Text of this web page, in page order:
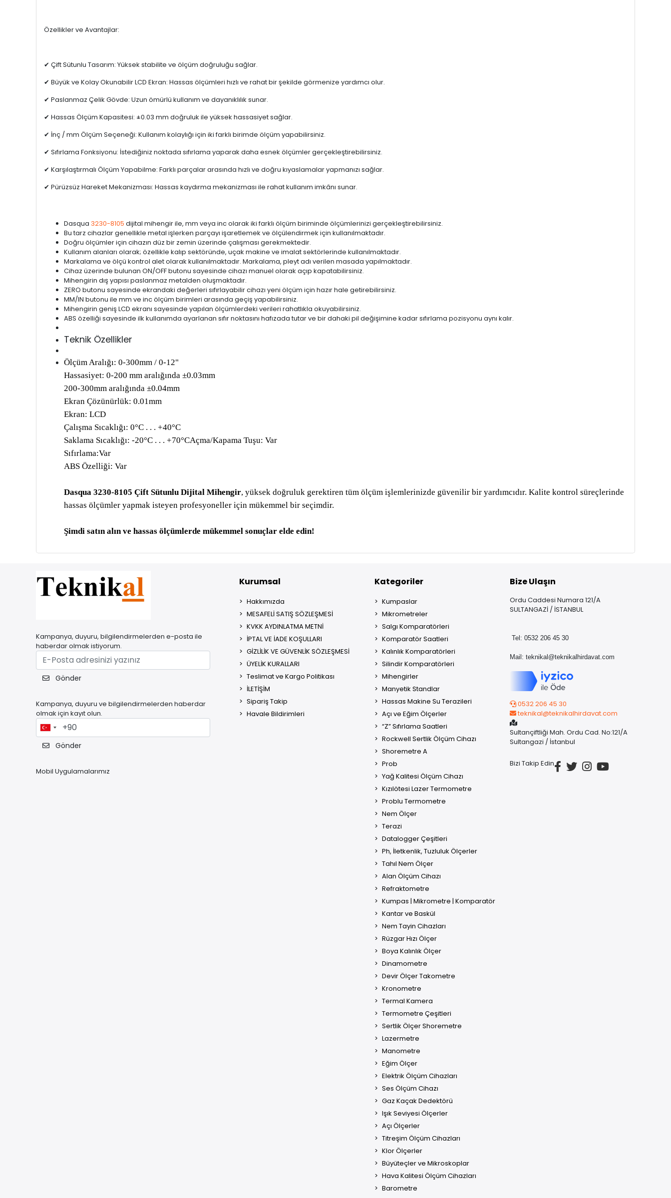
Özellikler ve Avantajlar:
✔ Çift Sütunlu Tasarım: Yüksek stabilite ve ölçüm doğruluğu sağlar.
✔ Büyük ve Kolay Okunabilir LCD Ekran: Hassas ölçümleri hızlı ve rahat bir şekilde görmenize yardımcı olur.
✔ Paslanmaz Çelik Gövde: Uzun ömürlü kullanım ve dayanıklılık sunar.
✔ Hassas Ölçüm Kapasitesi: ±0.03 mm doğruluk ile yüksek hassasiyet sağlar.
✔ İnç / mm Ölçüm Seçeneği: Kullanım kolaylığı için iki farklı birimde ölçüm yapabilirsiniz.
✔ Sıfırlama Fonksiyonu: İstediğiniz noktada sıfırlama yaparak daha esnek ölçümler gerçekleştirebilirsiniz.
✔ Karşılaştırmalı Ölçüm Yapabilme: Farklı parçalar arasında hızlı ve doğru kıyaslamalar yapmanızı sağlar.
✔ Pürüzsüz Hareket Mekanizması: Hassas kaydırma mekanizması ile rahat kullanım imkânı sunar.
Dasqua 3230-8105 dijital mihengir ile, mm veya inc olarak iki farklı ölçüm biriminde ölçümlerinizi gerçekleştirebilirsiniz.
Bu tarz cihazlar genellikle metal işlerken parçayı işaretlemek ve ölçülendirmek için kullanılmaktadır.
Doğru ölçümler için cihazın düz bir zemin üzerinde çalışması gerekmektedir.
Kullanım alanları olarak; özellikle kalıp sektöründe, uçak makine ve imalat sektörlerinde kullanılmaktadır.
Markalama ve ölçü kontrol alet olarak kullanılmaktadır. Markalama, pleyt adı verilen masada yapılmaktadır.
Cihaz üzerinde bulunan ON/OFF butonu sayesinde cihazı manuel olarak açıp kapatabilirsiniz.
Mihengirin dış yapısı paslanmaz metalden oluşmaktadır.
ZERO butonu sayesinde ekrandaki değerleri sıfırlayabilir cihazı yeni ölçüm için hazır hale getirebilirsiniz.
MM/IN butonu ile mm ve inc ölçüm birimleri arasında geçiş yapabilirsiniz.
Mihengirin geniş LCD ekranı sayesinde yapılan ölçümlerdeki verileri rahatlıkla okuyabilirsiniz.
ABS özelliği sayesinde ilk kullanımda ayarlanan sıfır noktasını hafızada tutar ve bir dahaki pil değişimine kadar sıfırlama pozisyonu aynı kalır.
Teknik Özellikler
Ölçüm Aralığı: 0-300mm / 0-12"
Hassasiyet: 0-200 mm aralığında ±0.03mm
200-300mm aralığında ±0.04mm
Ekran Çözünürlük: 0.01mm
Ekran: LCD
Çalışma Sıcaklığı: 0°C . . . +40°C
Saklama Sıcaklığı: -20°C . . . +70°CAçma/Kapama Tuşu: Var
Sıfırlama:Var
ABS Özelliği: Var
Dasqua 3230-8105 Çift Sütunlu Dijital Mihengir, yüksek doğruluk gerektiren tüm ölçüm işlemlerinizde güvenilir bir yardımcıdır. Kalite kontrol süreçlerinde
hassas ölçümler yapmak isteyen profesyoneller için mükemmel bir seçimdir.
Şimdi satın alın ve hassas ölçümlerde mükemmel sonuçlar elde edin!
Kampanya, duyuru, bilgilendirmelerden e-posta ile
haberdar olmak istiyorum.
Gönder
Kampanya, duyuru ve bilgilendirmelerden haberdar
olmak için kayıt olun.
Gönder
Mobil Uygulamalarımız
Kurumsal
Hakkımızda
MESAFELİ SATIŞ SÖZLEŞMESİ
KVKK AYDINLATMA METNİ
İPTAL VE İADE KOŞULLARI
GİZLİLİK VE GÜVENLİK SÖZLEŞMESİ
ÜYELİK KURALLARI
Teslimat ve Kargo Politikası
İLETİŞİM
Sipariş Takip
Havale Bildirimleri
Kategoriler
Kumpaslar
Mikrometreler
Salgı Komparatörleri
Komparatör Saatleri
Kalınlık Komparatörleri
Silindir Komparatörleri
Mihengirler
Manyetik Standlar
Hassas Makine Su Terazileri
Açı ve Eğim Ölçerler
“Z” Sıfırlama Saatleri
Rockwell Sertlik Ölçüm Cihazı
Shoremetre A
Prob
Yağ Kalitesi Ölçüm Cihazı
Kızılötesi Lazer Termometre
Problu Termometre
Nem Ölçer
Terazi
Datalogger Çeşitleri
Ph, İletkenlik, Tuzluluk Ölçerler
Tahıl Nem Ölçer
Alan Ölçüm Cihazı
Refraktometre
Kumpas | Mikrometre | Komparatör
Kantar ve Baskül
Nem Tayin Cihazları
Rüzgar Hızı Ölçer
Boya Kalınlık Ölçer
Dinamometre
Devir Ölçer Takometre
Kronometre
Termal Kamera
Termometre Çeşitleri
Sertlik Ölçer Shoremetre
Lazermetre
Manometre
Eğim Ölçer
Elektrik Ölçüm Cihazları
Ses Ölçüm Cihazı
Gaz Kaçak Dedektörü
Işık Seviyesi Ölçerler
Açı Ölçerler
Titreşim Ölçüm Cihazları
Klor Ölçerler
Büyüteçler ve Mikroskoplar
Hava Kalitesi Ölçüm Cihazları
Barometre
Bize Ulaşın
Ordu Caddesi Numara 121/A
SULTANGAZİ / İSTANBUL
Tel: 0532 206 45 30
Mail: teknikal@teknikalhirdavat.com
0532 206 45 30
teknikal@teknikalhirdavat.com
Sultançiftliği Mah. Ordu Cad. No:121/A
Sultangazi / İstanbul
Bizi Takip Edin